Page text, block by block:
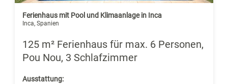
Ferienhaus mit Pool und Klimaanlage in Inca
Inca, Spanien
125 m² Ferienhaus für max. 6 Personen,
Pou Nou, 3 Schlafzimmer
Ausstattung: